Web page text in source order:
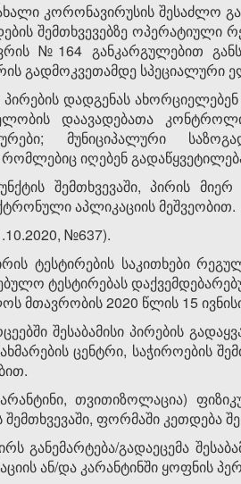
კორონავირუსის შესაძლო
შემთხვევებზე ოპერატიული
№164 განკარგულებით
გადმოკვეთამდე სპეციალური
პირების დადგენას
დაავადებათა
მუნიციპალური
იღებენ
შემთხვევაში, პირის
აპლიკაციის მეშვეობით.
№637).
ტესტირების საკითხები
ტესტირებას
მთავრობის 2020 წლის 15
შესაბამისი პირების
ცენტრი, საჭიროების
თვითიზოლაცია)
შემთხვევაში, ფორმაში კეთდება
განემარტება/გადაეცემა
ან/და კარანტინში ყოფნის